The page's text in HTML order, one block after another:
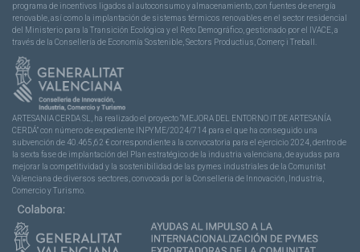
programa de incentivos ligados al autoconsumo y almacenamiento, con fuentes de energía
renovable, así como la implantación de sistemas térmicos renovables en el sector residencial
del Ministerio para la Transición Ecológica y el Reto Demográfico, gestionado por el IVACE, a
través de la Consellería de Economía Sostenible, Sectors Productius, Comerç i Treball.
ARTESANIA CERDA SL, ha realizado el proyecto “MEJORA DEL ENTORNO IT DE ARTESANÍA
CERDÁ” con número de expediente INPYME/2024/714 para el que ha conseguido una
subvención de 40.465,62 € correspondiente a la convocatoria para el ejercicio 2024, dentro de
la sexta fase de implantación del Plan estratégico de la industria valenciana, de ayudas para
mejorar la competitividad y la sostenibilidad de las pymes industriales de la Comunitat
Valenciana de diversos sectores, convocada por la Conselleria de Innovación, Industria,
Comercio y Turismo.